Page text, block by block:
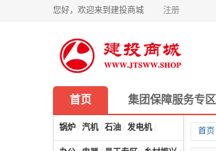
您好，欢迎来到建投商城 注册
首页 集团保障服务专区
锅炉 / 汽机/ 石油 / 发电机/ 首页